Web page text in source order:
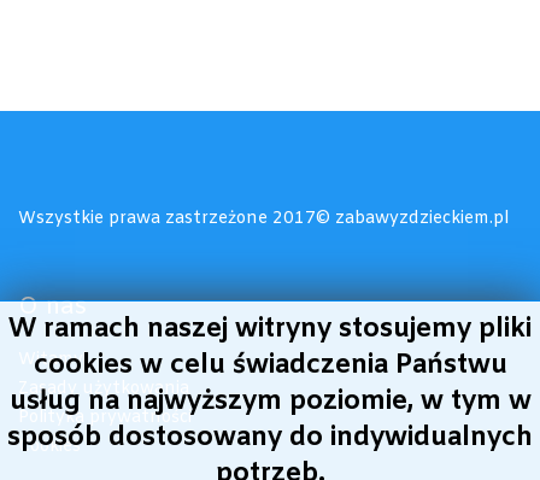
W ramach naszej witryny stosujemy pliki
cookies w celu świadczenia Państwu
usług na najwyższym poziomie, w tym w
sposób dostosowany do indywidualnych
Wszystkie prawa zastrzeżone 2017© zabawyzdzieckiem.pl
O nas
Witamy!
Zasady użytkowania
Polityka prywatności
Cookies